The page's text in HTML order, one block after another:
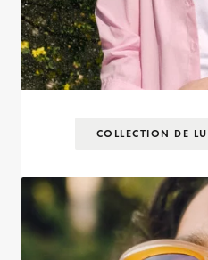
COLLECTION DE